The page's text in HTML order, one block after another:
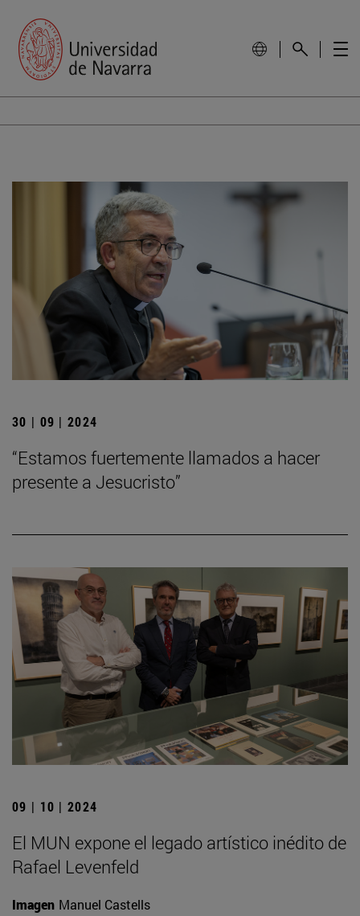
30 | 09 | 2024
“Estamos fuertemente llamados a hacer
presente a Jesucristo”
09 | 10 | 2024
El MUN expone el legado artístico inédito de
Rafael Levenfeld
Imagen Manuel Castells